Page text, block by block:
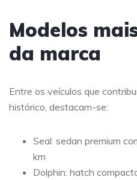
Modelos
da marca
Entre os veículos que
histórico, destacam-se:
Seal: sedan premium
km
Dolphin: hatch